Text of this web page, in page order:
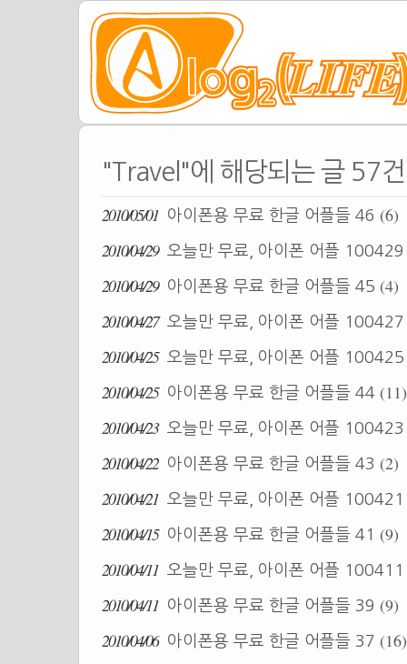
"Travel"에 해당되는 글 57건
2010/05/01 아이폰용 무료 한글 어플들 46 (6)
2010/04/29 오늘만 무료, 아이폰 어플
2010/04/29 아이폰용 무료 한글 어플들 45 (4)
2010/04/27 오늘만 무료, 아이폰 어플
2010/04/25 오늘만 무료, 아이폰 어플
2010/04/25 아이폰용 무료 한글 어플들 44 (11)
2010/04/23 오늘만 무료, 아이폰 어플
2010/04/22 아이폰용 무료 한글 어플들 43 (2)
2010/04/21 오늘만 무료, 아이폰 어플
2010/04/15 아이폰용 무료 한글 어플들 41 (9)
2010/04/11 오늘만 무료, 아이폰 어플
2010/04/11 아이폰용 무료 한글 어플들 39 (9)
2010/04/06
아이폰용 무료 한글 어플들 37 (16)